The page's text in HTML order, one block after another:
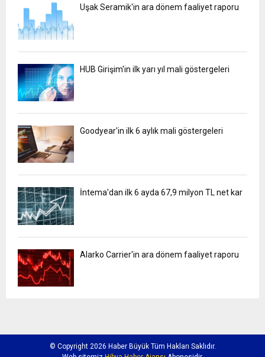
Uşak Seramik'in ara dönem faaliyet raporu
HUB Girişim'in ilk yarı yıl mali göstergeleri
Goodyear'in ilk 6 aylık mali göstergeleri
İntema'dan ilk 6 ayda 67,9 milyon TL net kar
Alarko Carrier'in ara dönem faaliyet raporu
© Copyright 2026 Haber Büyük Tüm Hakları Saklıdır.